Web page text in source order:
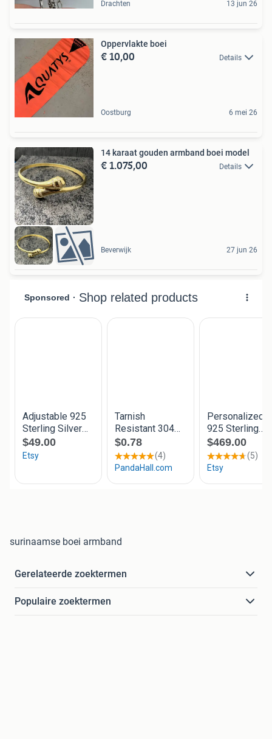
Drachten 13 jun 26
Oppervlakte boei
€ 10,00 Details
Oostburg 6 mei 26
14 karaat gouden armband boei model
€ 1.075,00 Details
Beverwijk 27 jun 26
surinaamse boei armband
Gerelateerde zoektermen
Populaire zoektermen